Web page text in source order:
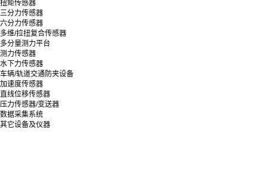
扭矩传感器
三分力传感器
六分力传感器
多维/拉扭复合传感器
多分量测力平台
测力传感器
水下力传感器
车辆/轨道交通防夹设备
加速度传感器
直线位移传感器
压力传感器/变送器
数据采集系统
其它设备及仪器